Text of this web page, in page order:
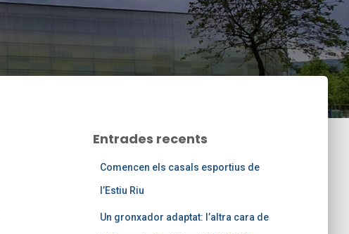
Entrades recents
Comencen els casals esportius de
l’Estiu Riu
Un gronxador adaptat: l’altra cara de